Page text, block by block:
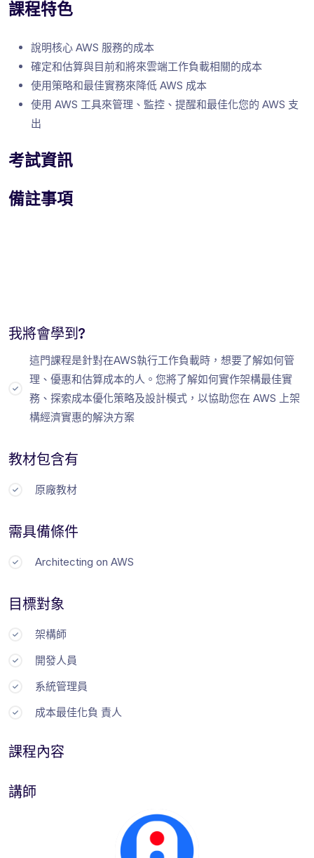
課程特色
說明核心 AWS 服務的成本
確定和估算與目前和將來雲端工作負載相關的成本
使用策略和最佳實務來降低 AWS 成本
使用 AWS 工具來管理、監控、提醒和最佳化您的 AWS 支
出
考試資訊
備註事項
我將會學到?
這門課程是針對在AWS執行工作負載時，想要了解如何管
理、優惠和估算成本的人。您將了解如何實作架構最佳實
務、探索成本優化策略及設計模式，以協助您在 AWS 上架
構經濟實惠的解決方案
教材包含有
原廠教材
需具備條件
Architecting on AWS
目標對象
架構師
開發人員
系統管理員
成本最佳化負 責人
課程內容
講師